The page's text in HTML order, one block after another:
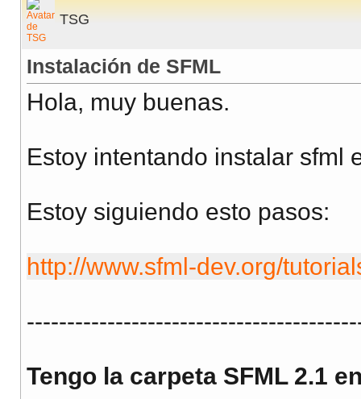
TSG
Instalación de SFML
Hola, muy buenas.
Estoy intentando instalar sfml
Estoy siguiendo esto pasos:
http://www.sfml-dev.org/
Tengo la carpeta SFML 2.1